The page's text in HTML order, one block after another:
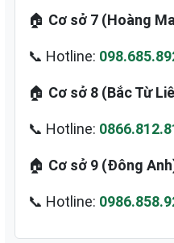
🏠 Cơ sở 7 (Hoàng
📞 Hotline:
🏠 Cơ sở 8 (Bắc Từ
📞 Hotline:
🏠 Cơ sở 9 (Đông
📞 Hotline: